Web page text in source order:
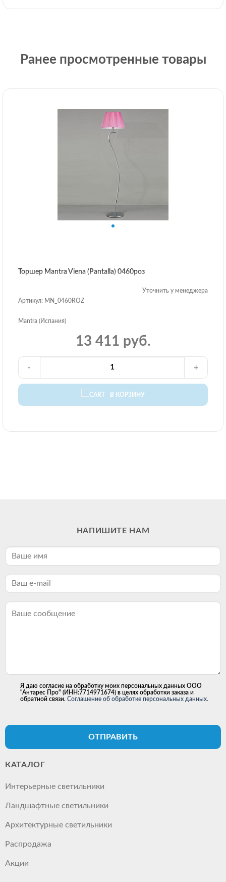
Ранее просмотренные товары
Торшер Mantra Viena (Pantalla) 0460роз
Уточнить у менеджера
Артикул: MN_0460ROZ
Mantra (Испания)
13 411 руб.
В КОРЗИНУ
- +
НАПИШИТЕ НАМ
Я даю согласие на обработку моих персональных данных ООО
"Антарес Про" (ИНН:7714971674) в целях обработки заказа и
обратной связи. Соглашение об обработке персональных данных.
ОТПРАВИТЬ
КАТАЛОГ
Интерьерные светильники
Ландшафтные светильники
Архитектурные светильники
Распродажа
Акции